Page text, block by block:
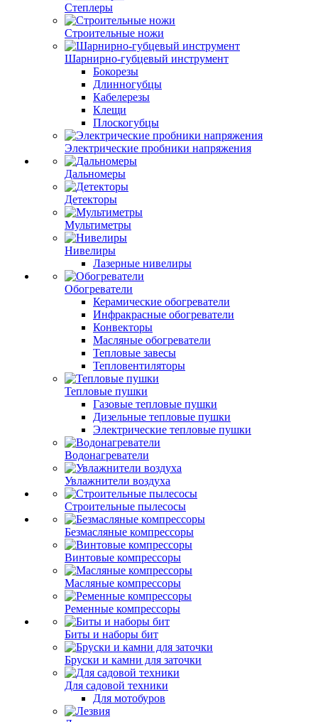
Степлеры
Строительные ножи
Шарнирно-губцевый инструмент
Бокорезы
Длинногубцы
Кабелерезы
Клещи
Плоскогубцы
Электрические пробники напряжения
Дальномеры
Детекторы
Мультиметры
Нивелиры
Лазерные нивелиры
Обогреватели
Керамические обогреватели
Инфракрасные обогреватели
Конвекторы
Масляные обогреватели
Тепловые завесы
Тепловентиляторы
Тепловые пушки
Газовые тепловые пушки
Дизельные тепловые пушки
Электрические тепловые пушки
Водонагреватели
Увлажнители воздуха
Строительные пылесосы
Безмасляные компрессоры
Винтовые компрессоры
Масляные компрессоры
Ременные компрессоры
Биты и наборы бит
Бруски и камни для заточки
Для садовой техники
Для мотобуров